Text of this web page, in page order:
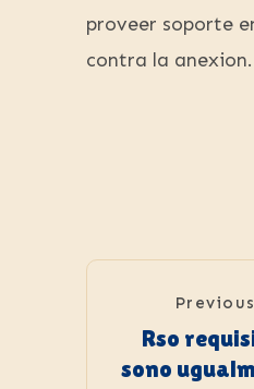
proveer soporte
contra la anexion.
Rso
sono